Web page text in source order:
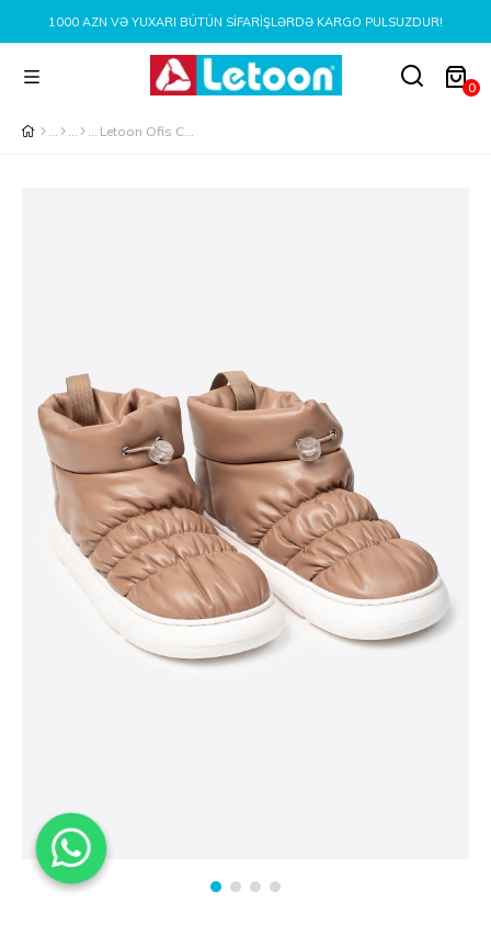
1000 AZN VƏ YUXARI BÜTÜN SIFARIŞLƏRDƏ KARGO PULSUZDUR!
0
Letoon Ofis Comfort Kadın Vizon Ev İş Botu